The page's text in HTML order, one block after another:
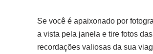
Se você é apaixonado por
a vista pela janela e tire fotos
recordações valiosas da sua